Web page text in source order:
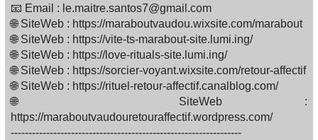
📧 Email : le.maitre.santos7@gmail.com
🌐 SiteWeb : https://maraboutvaudou.wixsite.com/marabout
🌐 SiteWeb : https://vite-ts-marabout-site.lumi.ing/
🌐 SiteWeb : https://love-rituals-site.lumi.ing/
🌐 SiteWeb : https://sorcier-voyant.wixsite.com/retour-affectif
🌐 SiteWeb : https://rituel-retour-affectif.canalblog.com/
🌐 SiteWeb :
https://maraboutvaudouretouraffectif.wordpress.com/
-----------------------------------------------------------------